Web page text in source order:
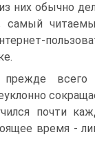
них обычно
самый
всего
почти
время -